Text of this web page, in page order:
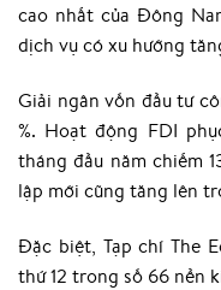
cao nhất của Đông
dịch vụ có xu hướng
Giải ngân vốn đầu tư
%. Hoạt động FDI
tháng đầu năm chiếm
lập mới cũng tăng lên
Đặc biệt, Tạp chí The
thứ 12 trong số 66 nền